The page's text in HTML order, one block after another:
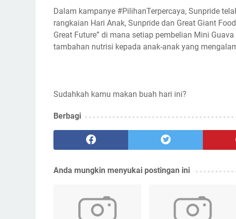
Dalam kampanye #PilihanTerpercaya, Sunpride
rangkaian Hari Anak, Sunpride dan Great Giant
Great Future” di mana setiap pembelian Mini
tambahan nutrisi kepada anak-anak yang
Sudahkah kamu makan buah hari ini?
Berbagi
Anda mungkin menyukai postingan ini